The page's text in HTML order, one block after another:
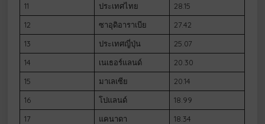
11
ประเทศไทย
28.15
12
ซาอุดิอาราเบีย
27.42
13
ประเทศญี่ปุ่น
25.07
14
เนเธอร์แลนด์
20.30
15
มาเลเซีย
20.14
16
โปแลนด์
18.99
17
แคนาดา
18.34